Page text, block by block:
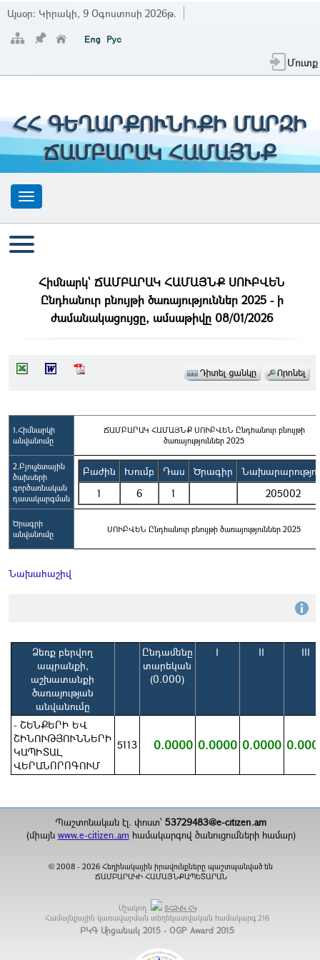
Այսօր: Կիրակի, 9 Օգոստոսի 2026թ.
Մուտք
ՀՀ ԳԵՂԱՐՔՈՒՆԻՔԻ ՄԱՐԶԻ
ՃԱՄԲԱՐԱԿ ՀԱՄԱՅՆՔ
Հիմնարկ` ՃԱՄԲԱՐԱԿ ՀԱՄԱՅՆՔ ՍՈՒԲՎԵՆ
Ընդհանուր բնույթի ծառայություններ 2025 - ի
ժամանակացույցը, ամսաթիվը 08/01/2026
1.Հիմնարկի
անվանումը
ՃԱՄԲԱՐԱԿ ՀԱՄԱՅՆՔ ՍՈՒԲՎԵՆ Ընդհանուր բնույթի
ծառայություններ 2025
2.Բյուջետային
ծախսերի
գործառնական
դասակարգման
Բաժին Խումբ Դաս Ծրագիր
1
6 1 205002
Ծրագրի
անվանումը
ՍՈՒԲՎԵՆ Ընդհանուր բնույթի ծառայություններ 2025
Նախահաշիվ
Ձեռք բերվող
ապրանքի,
աշխատանքի
ծառայության
անվանումը
Ընդամենը
տարեկան
(0.000)
I II III
- ՇԵՆՔԵՐԻ ԵՎ
ՇԻՆՈՒԹՅՈՒՆՆԵՐԻ
ԿԱՊԻՏԱԼ
ՎԵՐԱՆՈՐՈԳՈՒՄ
5113 0.0000 0.0000 0.0000
Պաշտոնական էլ. փոստ`53729483@e-citizen.am
(միայն www.e-citizen.am համակարգով ծանուցումների համար)
© 2008 -2026 Հեղինակային իրավունքները պաշտպանված են
ՃԱՄԲԱՐԱԿԻ ՀԱՄԱՅՆՔԱՊԵՏԱՐԱՆ
Մշակող ՏՀԶՎԿ ՀԿ
Համայնքային կառավարման տեղեկատվական համակարգ 216
ԲԿԳ Մրցանակ 2015 - OGP Award 2015